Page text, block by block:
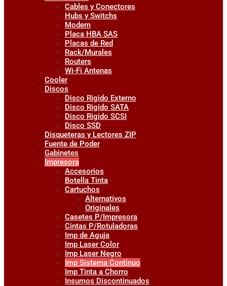
Cables y Conectores
Hubs y Switchs
Modem
Placa HBA SAS
Placas de Red
Rack/Murales
Routers
Wi-Fi Antenas
Cooler
Discos
Disco Rigido Externo
Disco Rigido SATA
Disco Rigido SCSI
Disco SSD
Disqueteras y Lectores ZIP
Fuente de Poder
Gabinetes
Impresora
Accesorios
Botella Tinta
Cartuchos
Alternativos
Originales
Casetes P/Impresora
Cintas P/Rotuladoras
Imp de Aguja
Imp Laser Color
Imp Laser Negro
Imp Sistema Continuo
Imp Tinta a Chorro
Insumos Discontinuados